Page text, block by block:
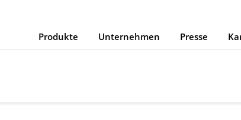
Produkte
Unternehmen Presse